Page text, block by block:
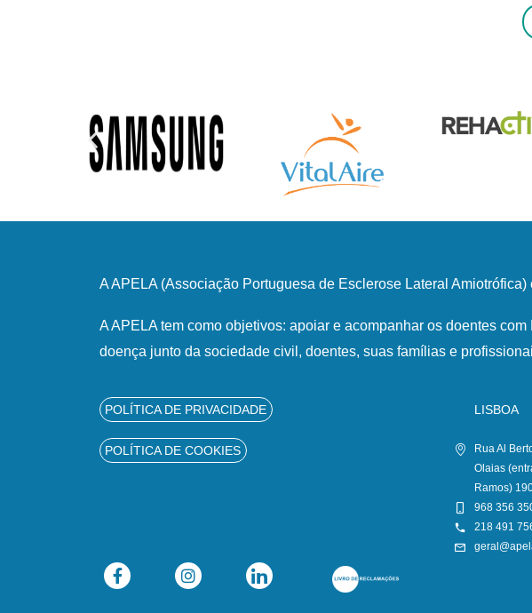
A APELA (Associação Portuguesa de Esclerose Lateral
A APELA tem como objetivos: apoiar e acompanhar os doentes
doença junto da sociedade civil, doentes, suas famílias e
POLÍTICA DE PRIVACIDADE
POLÍTICA DE COOKIES
LISBOA
Rua Al
Olaias
Ramos)
968 356
218 491